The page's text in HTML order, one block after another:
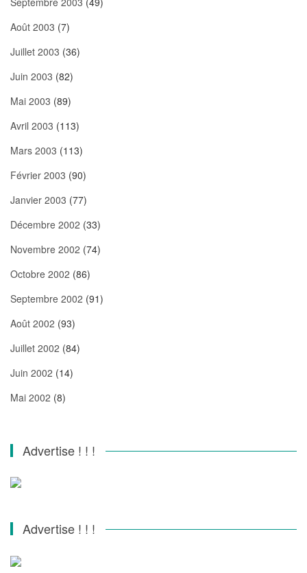
Août 2003 (7)
Juillet 2003 (36)
Juin 2003 (82)
Mai 2003 (89)
Avril 2003 (113)
Mars 2003 (113)
Février 2003 (90)
Janvier 2003 (77)
Décembre 2002 (33)
Novembre 2002 (74)
Octobre 2002 (86)
Septembre 2002 (91)
Août 2002 (93)
Juillet 2002 (84)
Juin 2002 (14)
Mai 2002 (8)
Advertise ! ! !
Advertise ! ! !